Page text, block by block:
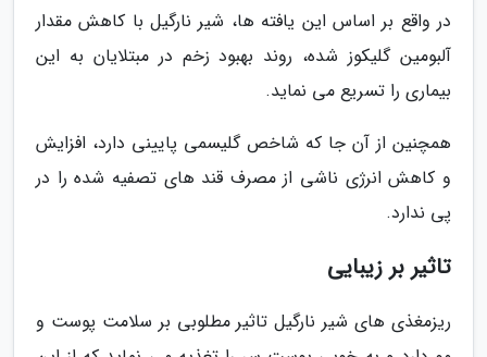
در واقع بر اساس این یافته ها، شیر نارگیل با کاهش مقدار
آلبومین گلیکوز شده، روند بهبود زخم در مبتلایان به این
بیماری را تسریع می نماید.
همچنین از آن جا که شاخص گلیسمی پایینی دارد، افزایش
و کاهش انرژی ناشی از مصرف قند های تصفیه شده را در
پی ندارد.
تاثیر بر زیبایی
ریزمغذی های شیر نارگیل تاثیر مطلوبی بر سلامت پوست و